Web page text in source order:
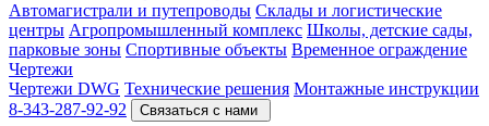
Автомагистрали и путепроводы Склады и логистические
центры Агропромышленный комплекс Школы, детские сады,
парковые зоны Спортивные объекты Временное ограждение
Чертежи
Чертежи DWG Технические решения Монтажные инструкции
8-343-287-92-92
Связаться с нами